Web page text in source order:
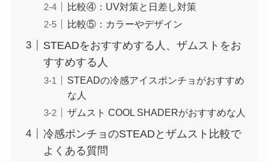
比較④：UV対策と日差し対策
比較⑤：カラーやデザイン
STEADをおすすめする人、ザムストをお
すすめする人
STEADの冷感アイスポンチョがおすすめ
な人
ザムスト COOL SHADERがおすすめな人
冷感ポンチョのSTEADとザムスト比較で
よくある質問